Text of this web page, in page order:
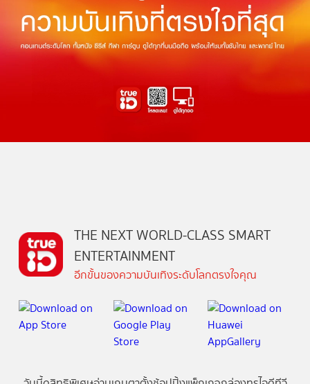
THE NEXT WORLD-CLASS SMART
ENTERTAINMENT
อีกขั้นของความบันเทิงระดับโลกตรงใจคุณ